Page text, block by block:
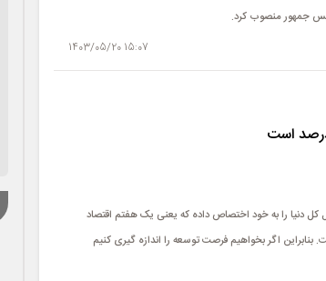
جمهور منصوب کرد.
15:07 1403/05/20
حدود 19 درصد تولید ناخالص تولید داخل کل دنیا را به خود اختصاص داده که یعنی یک هفتم اقتصاد
یعنی حدود یک پانزدهم است. بنابراین اگر بخواهیم فرصت توسعه را اندازه گیری کنیم